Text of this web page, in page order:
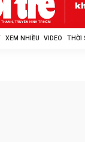
XEM NHIỀU VIDEO THỜI